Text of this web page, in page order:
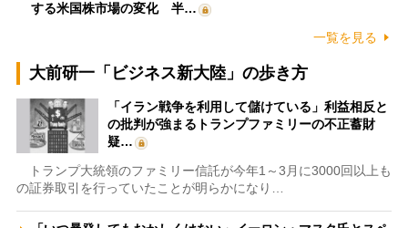
する米国株市場の変化 半…
一覧を見る
大前研一「ビジネス新大陸」の歩き方
「イラン戦争を利用して儲けている」利益相反と
の批判が強まるトランプファミリーの不正蓄財
疑…
トランプ大統領のファミリー信託が今年1～3月に3000回以上も
の証券取引を行っていたことが明らかになり…